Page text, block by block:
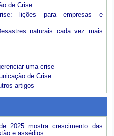
de Crise
lições para empresas e
naturais cada vez mais
uma crise
de Crise
artigos
2025 mostra crescimento das
e assédios